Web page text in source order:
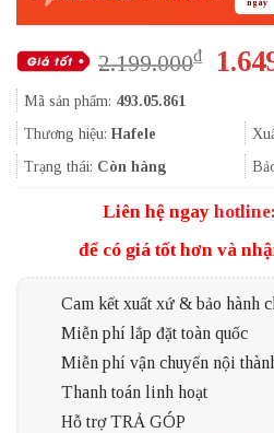
ngày
2.199.000₫
Giá
Mã sản phẩm: 493.05.861
Thương hiệu: Hafele
Trạng thái: Còn hàng
Liên hệ ngay
để có giá tốt hơn và
Cam kết xuất xứ & bảo hành
Miễn phí lắp đặt toàn quốc
Miễn phí vận chuyển nội
Thanh toán linh hoạt
Hỗ trợ TRẢ GÓP